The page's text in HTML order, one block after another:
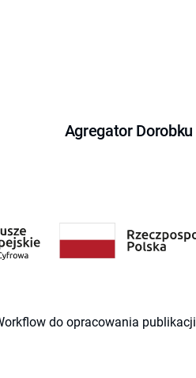
Agregator
do opracowania